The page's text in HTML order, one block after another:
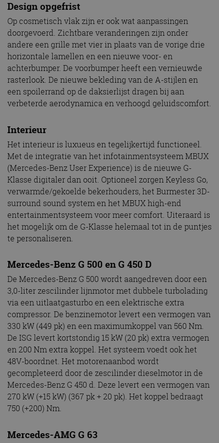
Design opgefrist
Op cosmetisch vlak zijn er ook wat aanpassingen
doorgevoerd. Zichtbare veranderingen zijn onder
andere een grille met vier in plaats van de vorige drie
horizontale lamellen en een nieuwe voor- en
achterbumper. De voorbumper heeft een vernieuwde
rasterlook. De nieuwe bekleding van de A-stijlen en
een spoilerrand op de daksierlijst dragen bij aan
verbeterde aerodynamica en verhoogd geluidscomfort.
Interieur
Het interieur is luxueus en tegelijkertijd functioneel.
Met de integratie van het infotainmentsysteem MBUX
(Mercedes-Benz User Experience) is de nieuwe G-
Klasse digitaler dan ooit. Optioneel zorgen Keyless Go,
verwarmde/gekoelde bekerhouders, het Burmester 3D-
surround sound system en het MBUX high-end
entertainmentsysteem voor meer comfort. Uiteraard is
het mogelijk om de G-Klasse helemaal tot in de puntjes
te personaliseren.
Mercedes-Benz G 500 en G 450 D
De Mercedes-Benz G 500 wordt aangedreven door een
3,0-liter zescilinder lijnmotor met dubbele turbolading
via een uitlaatgasturbo en een elektrische extra
compressor. De benzinemotor levert een vermogen van
330 kW (449 pk) en een maximumkoppel van 560 Nm.
De ISG levert kortstondig 15 kW (20 pk) extra vermogen
en 200 Nm extra koppel. Het systeem voedt ook het
48V-boordnet. Het motorenaanbod wordt
gecompleteerd door de zescilinder dieselmotor in de
Mercedes-Benz G 450 d. Deze levert een vermogen van
270 kW (+15 kW) (367 pk + 20 pk). Het koppel bedraagt
750 (+200) Nm.
Mercedes-AMG G 63